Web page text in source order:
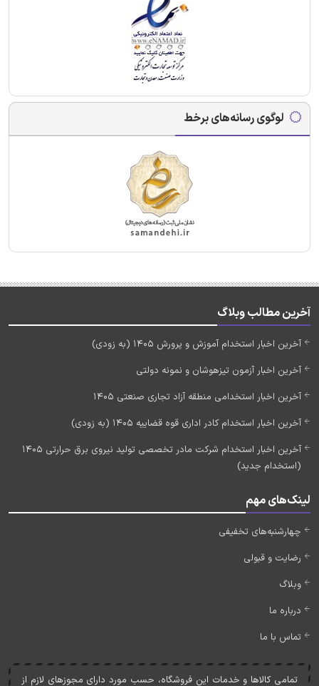
لوگوی رسانه‌های برخط
آخرین مطالب وبلاگ
آخرین اخبار استخدام آموزش و پرورش 1405 (به زودی)
آخرین اخبار آزمون تیزهوشان و نمونه دولتی
آخرین اخبار استخدامی منطقه آزاد تجاری صنعتی 1405
آخرین اخبار استخدام کادر اداری قوه قضاییه 1405 (به زودی)
آخرین اخبار استخدام شرکت مادر تخصصی تولید نیروی برق حرارتی 1405
(استخدام جدید)
لینک‌های مهم
چهارشنبه‌های تخفیفی
رضایت و قبولی
وبلاگ
درباره ما
تماس با ما
تمامی کالاها و خدمات اين فروشگاه، حسب مورد دارای مجوزهای لازم از